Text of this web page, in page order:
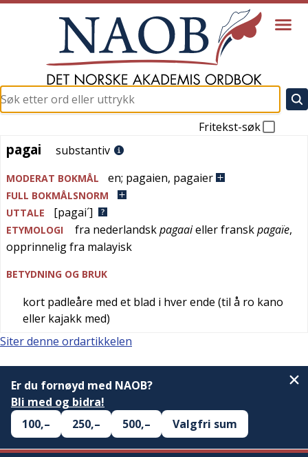
Fritekst-søk
pagai
pagai substantiv
MODERAT BOKMÅL en; pagaien, pagaier
FULL BOKMÅLSNORM
UTTALE
[pagai´]
ETYMOLOGI fra nederlandskpagaaiellerfranskpagaïe,
opprinnelig fra malayisk
BETYDNING OG BRUK
kort padleåre med et blad i hver ende (til å ro kano
eller kajakk med)
Siter denne ordartikkelen
Er du fornøyd med NAOB?
Bli med og bidra!
100,–
250,– 500,– Valgfri sum